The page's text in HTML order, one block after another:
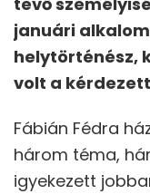
januári
helytörténész,
volt a
Fábián Fédra
három téma,
igyekezett